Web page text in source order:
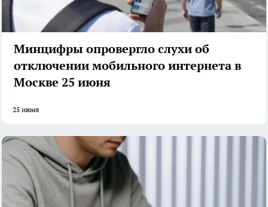
Минцифры опровергло слухи об
отключении мобильного интернета в
Москве 25 июня
25 июня